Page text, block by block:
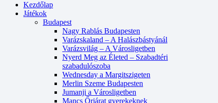
Kezdőlap
Játékok
Budapest
Nagy Rablás Budapesten
Varázskaland – A Halászbástyánál
Varázsvilág – A Városligetben
Nyerd Meg az Életed – Szabadtéri
szabadulószoba
Wednesday a Margitszigeten
Merlin Szeme Budapesten
Jumanji a Városligetben
Mancs Őrjárat gyerekeknek